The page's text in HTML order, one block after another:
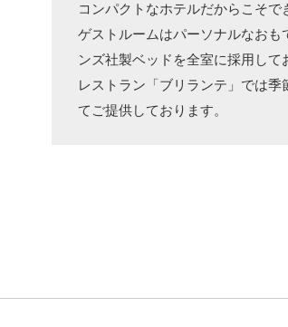
コンパクトなホテルだからこそで
ゲストルームはパーソナルなお
ンズ社製ベッドを全室に採用して
レストラン「ブリランテ」では
てご提供しております。